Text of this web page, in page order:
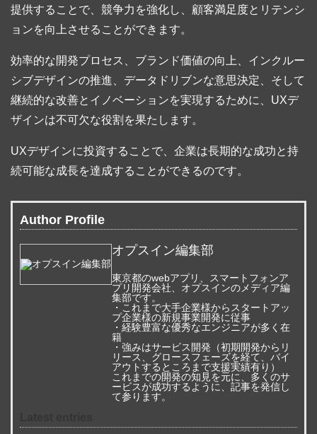
提供することで、競争力を強化し、顧客満足度とリテンシ
ョンを向上させることができます。
効率的な開発プロセス、ブランド価値の向上、インクルー
シブデザインの推進、データドリブンな意思決定、そして
継続的な改善とイノベーションを実現するために、UXデ
ザインは不可欠な役割を果たします。
UXデザインに投資することで、企業は長期的な成功と持
続可能な成長を達成することができるのです。
Author Profile
オプスイン編集部
東京都のwebアプリ、スマートフォンア
プリ開発会社、オプスインのメディア編
集部です。
・これまで大手企業様からスタートアッ
プ企業様の新規事業開発に従事
・経験豊富な優秀なエンジニアが多く在
籍
・強みはサービス開発（初期開発からリ
リース、グロースフェーズを経て、バイ
アウトするところまで支援実績有り）
これまでの開発の知見を元に、多くのサ
ービスが成功するように、記事を発信し
て参ります。